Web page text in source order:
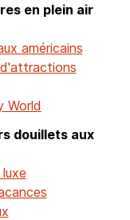
en plein air
américains
World
douillets aux